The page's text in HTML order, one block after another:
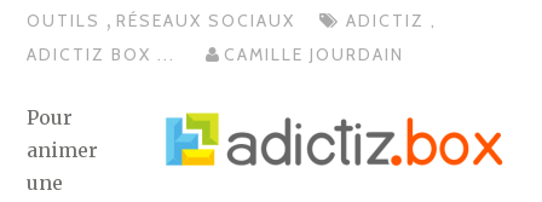
OUTILS , RÉSEAUX SOCIAUX ADICTIZ ,
ADICTIZ BOX ... CAMILLE JOURDAIN
Pour
animer
une